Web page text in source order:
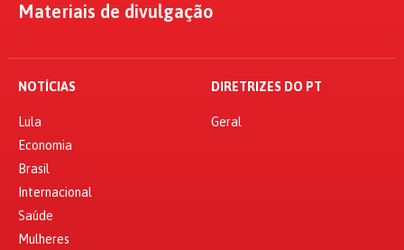
Materiais de divulgação
NOTÍCIAS
Lula
Economia
Brasil
Internacional
Saúde
Mulheres
DIRETRIZES DO PT
Geral